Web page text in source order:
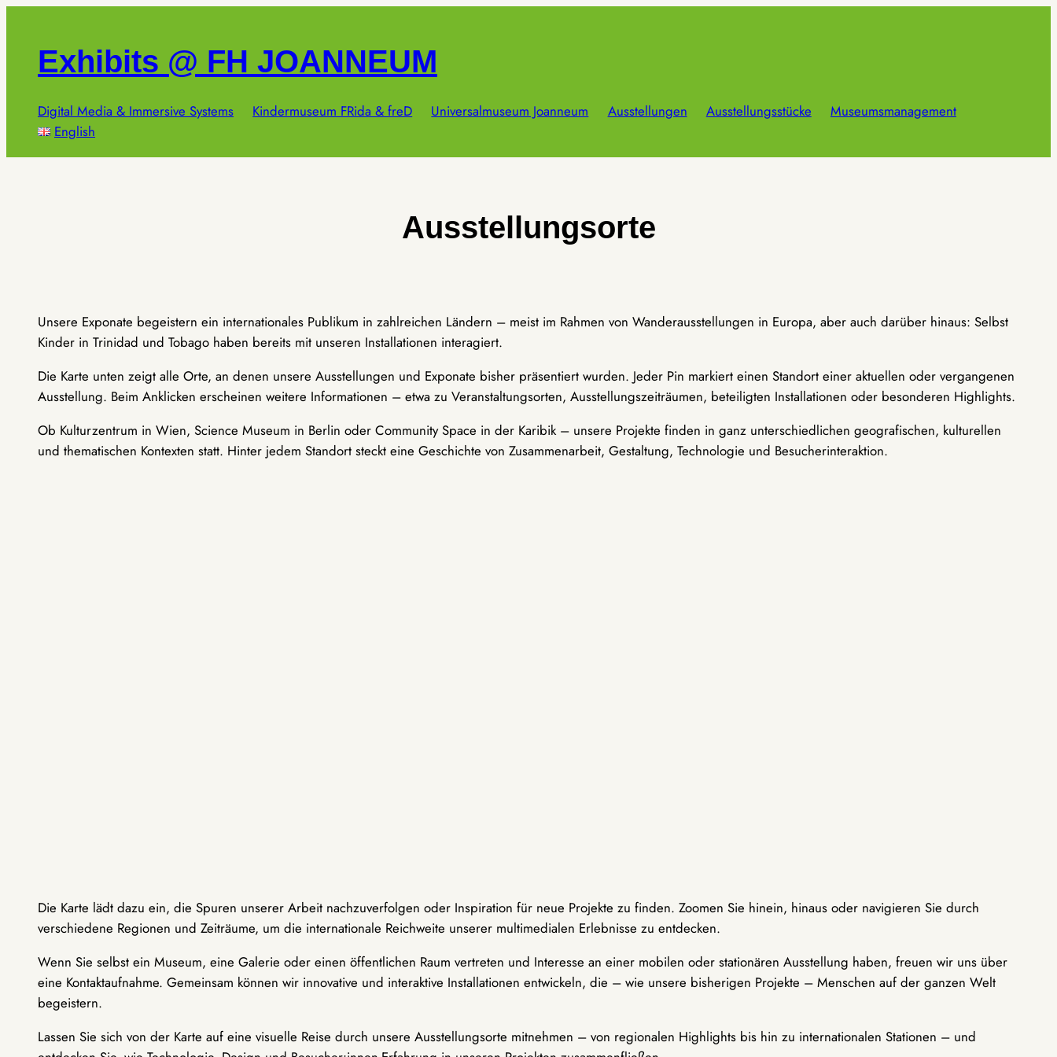
springenExhibits @ FH JOANNEUM
Digital Media & Immersive Systems Kindermuseum FRida & freD Universalmuseum Joanneum Ausstellungen Ausstellungsstücke
Museumsmanagement
English
Ausstellungsorte
Unsere Exponate begeistern ein internationales Publikum in zahlreichen Ländern – meist im Rahmen von Wanderausstellungen in Europa, aber auch darüber hinaus: Selbst
Kinder in Trinidad und Tobago haben bereits mit unseren Installationen interagiert.
Die Karte unten zeigt alle Orte, an denen unsere Ausstellungen und Exponate bisher präsentiert wurden. Jeder Pin markiert einen Standort einer aktuellen oder vergangenen
Ausstellung. Beim Anklicken erscheinen weitere Informationen – etwa zu Veranstaltungsorten, Ausstellungszeiträumen, beteiligten Installationen oder besonderen Highlights.
Ob Kulturzentrum in Wien, Science Museum in Berlin oder Community Space in der Karibik – unsere Projekte finden in ganz unterschiedlichen geografischen, kulturellen
und thematischen Kontexten statt. Hinter jedem Standort steckt eine Geschichte von Zusammenarbeit, Gestaltung, Technologie und Besucherinteraktion.
Die Karte lädt dazu ein, die Spuren unserer Arbeit nachzuverfolgen oder Inspiration für neue Projekte zu finden. Zoomen Sie hinein, hinaus oder navigieren Sie durch
verschiedene Regionen und Zeiträume, um die internationale Reichweite unserer multimedialen Erlebnisse zu entdecken.
Wenn Sie selbst ein Museum, eine Galerie oder einen öffentlichen Raum vertreten und Interesse an einer mobilen oder stationären Ausstellung haben, freuen wir uns über
eine Kontaktaufnahme. Gemeinsam können wir innovative und interaktive Installationen entwickeln, die – wie unsere bisherigen Projekte – Menschen auf der ganzen Welt
begeistern.
Lassen Sie sich von der Karte auf eine visuelle Reise durch unsere Ausstellungsorte mitnehmen – von regionalen Highlights bis hin zu internationalen Stationen – und